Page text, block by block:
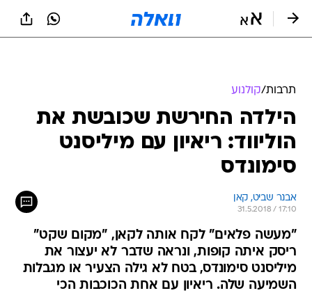
תרבות/קולנוע
הילדה החירשת שכובשת את
הוליווד: ריאיון עם מיליסנט
סימונדס
אבנר שביט, קאן
31.5.2018 / 17:10
"מעשה פלאים" לקח אותה לקאן, "מקום שקט"
ריסק איתה קופות, ונראה שדבר לא יעצור את
מיליסנט סימונדס, בטח לא גילה הצעיר או מגבלות
השמיעה שלה. ריאיון עם אחת הכוכבות הכי